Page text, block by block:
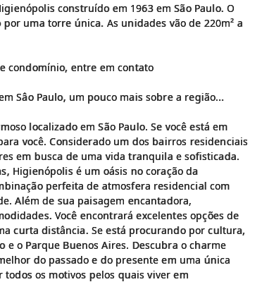
construído em 1963 em São Paulo. O
uma torre única. As unidades vão de 220m² a
condomínio, entre em contato
Sâo Paulo, um pouco mais sobre a região...
localizado em São Paulo. Se você está em
você. Considerado um dos bairros residenciais
em busca de uma vida tranquila e sofisticada.
Higienópolis é um oásis no coração da
perfeita de atmosfera residencial com
Além de sua paisagem encantadora,
Você encontrará excelentes opções de
curta distância. Se está procurando por cultura,
o Parque Buenos Aires. Descubra o charme
do passado e do presente em uma única
os motivos pelos quais viver em